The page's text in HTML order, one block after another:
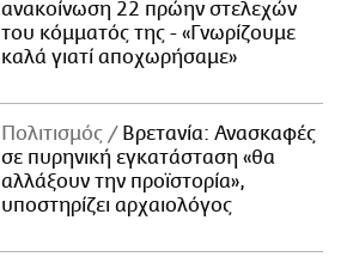
ανακοίνωση 22 πρώην στελεχών
του κόμματός της - «Γνωρίζουμε
καλά γιατί αποχωρήσαμε»
Πολιτισμός
Βρετανία: Ανασκαφές
σε πυρηνική εγκατάσταση «θα
αλλάξουν την προϊστορία»,
υποστηρίζει αρχαιολόγος